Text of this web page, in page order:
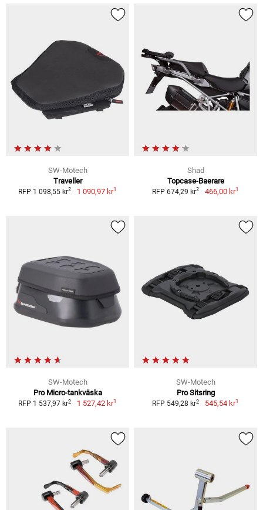
SW-Motech
Traveller
RFP 1 098,55 kr2 1 090,97 kr1
Shad
Topcase-Baerare
RFP 674,29 kr2 466,00 kr1
SW-Motech
Pro Micro-tankväska
RFP 1 537,97 kr2 1 527,42 kr1
SW-Motech
Pro Sitsring
RFP 549,28 kr2 545,54 kr1